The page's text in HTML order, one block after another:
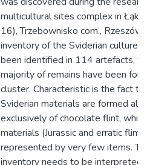
multicultural sites complex in
16), Trzebownisko com., Rzeszów
inventory of the Sviderian culture
been identified in 114 artefacts,
majority of remains have been
cluster. Characteristic is the fact
Sviderian materials are formed
exclusively of chocolate flint,
materials (Jurassic and erratic
represented by very few items.
inventory needs to be interpreted